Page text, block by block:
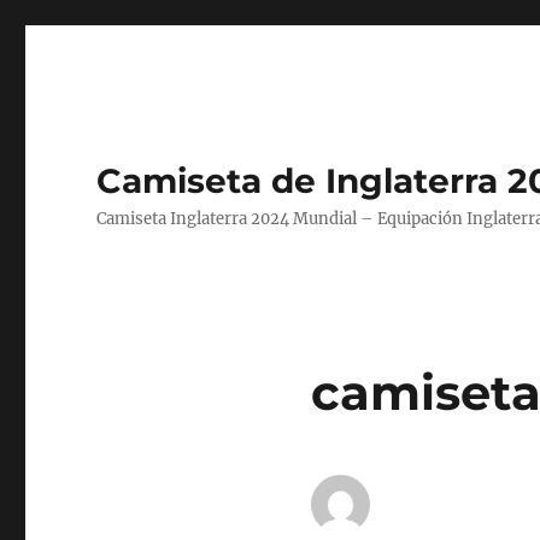
Camiseta de Inglaterra
Camiseta Inglaterra 2024 Mundial – Equipación